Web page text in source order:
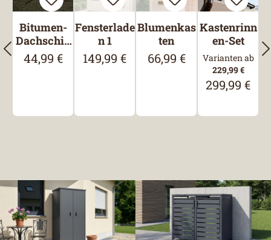
Bitumen-
Dachschin
deln,
Rechteck,
Regulärer Preis:
44,99 €
Fensterlade
n 1
Regulärer Preis:
149,99 €
Blumenkas
ten
Regulärer Preis:
66,99 €
Kastenrinn
en-Set
Varianten ab
229,99 €
Regulärer
299,99 €